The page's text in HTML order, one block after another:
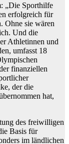
„Die Sporthilfe
erfolgreich für
Ohne sie wären
Und die
Athletinnen und
umfasst 18
finanziellen
der die
hat,
des freiwilligen
Basis für
im ländlichen